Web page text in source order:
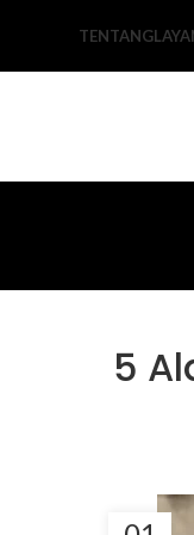
TENTANG
5